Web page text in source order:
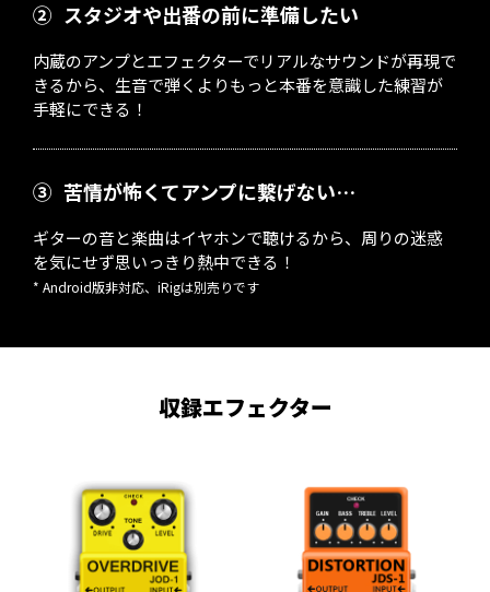
② スタジオや出番の前に準備したい
内蔵のアンプとエフェクターでリアルなサウンドが再現で
きるから、生音で弾くよりもっと本番を意識した練習が
手軽にできる！
③ 苦情が怖くてアンプに繋げない…
ギターの音と楽曲はイヤホンで聴けるから、周りの迷惑
を気にせず思いっきり熱中できる！
* Android版非対応、iRigは別売りです
収録エフェクター